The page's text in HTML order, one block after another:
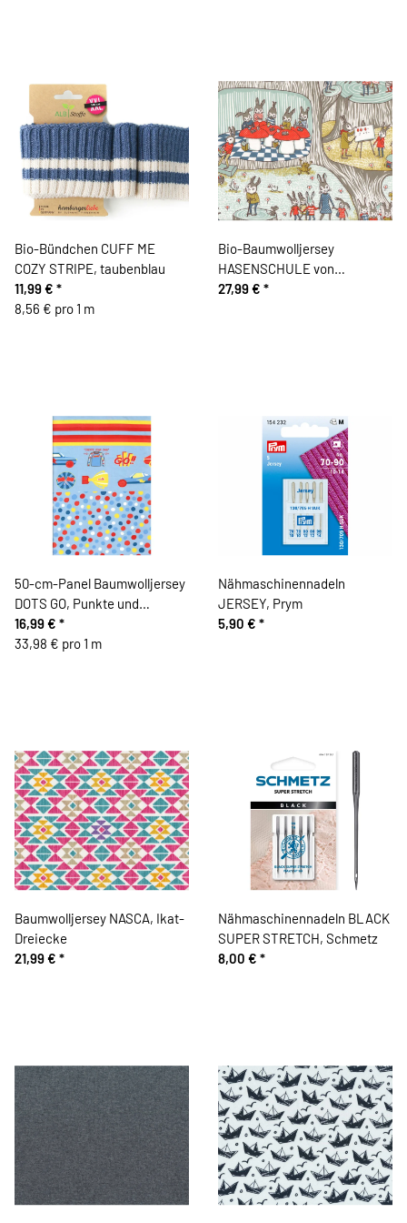
Bio-Bündchen CUFF ME
COZY STRIPE, taubenblau
11,99 € *
8,56 € pro 1 m
Bio-Baumwolljersey
HASENSCHULE von
Susalabim
27,99 € *
50-cm-Panel Baumwolljersey
DOTS GO, Punkte und
Rennautos, hellblau, Hilco
16,99 € *
33,98 € pro 1 m
Nähmaschinennadeln
JERSEY, Prym
5,90 € *
Baumwolljersey NASCA, Ikat-
Dreiecke
21,99 € *
Nähmaschinennadeln BLACK
SUPER STRETCH, Schmetz
8,00 € *